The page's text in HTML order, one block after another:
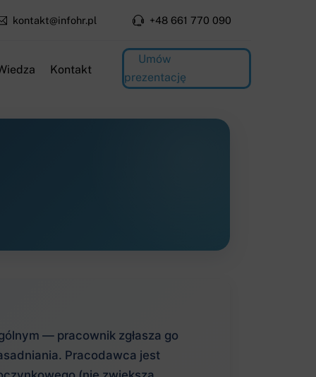
kontakt@infohr.pl +48 661 770 090
Kontakt
Umów
prezentację
— pracownik zgłasza go
Pracodawca jest